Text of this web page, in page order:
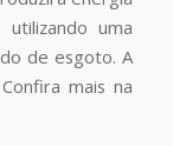
uma
de esgoto. A
mais na